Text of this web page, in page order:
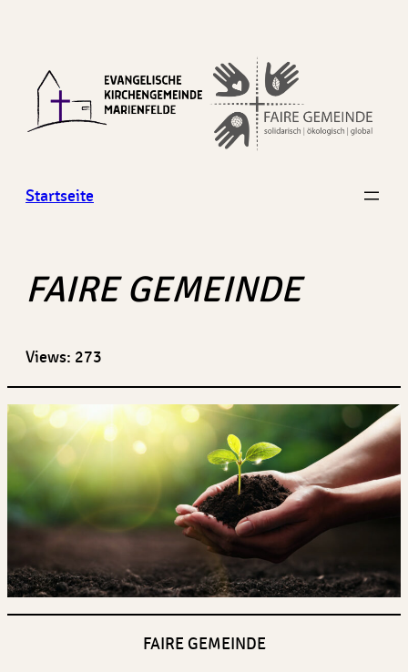
springen
Startseite
FAIRE GEMEINDE
Views: 273
FAIRE GEMEINDE